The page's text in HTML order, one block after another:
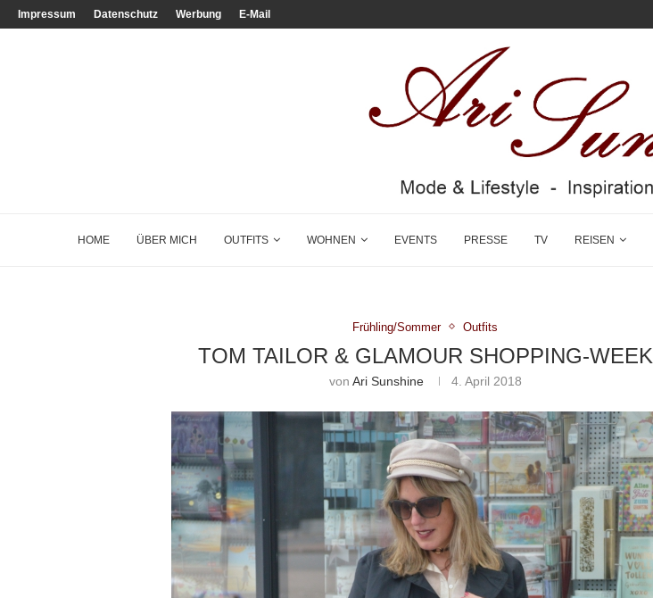
Impressum Datenschutz Werbung E-Mail
HOME ÜBER MICH OUTFITS WOHNEN EVENTS PRESSE TV REISEN
Frühling/Sommer Outfits
TOM TAILOR & GLAMOUR SHOPPING-WEEK
von Ari Sunshine 4. April 2018